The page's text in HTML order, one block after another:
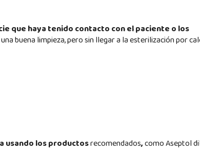
que haya tenido contacto con el paciente o los
buena limpieza, pero sin llegar a la esterilización por
usando los productosrecomendados,como Aseptol